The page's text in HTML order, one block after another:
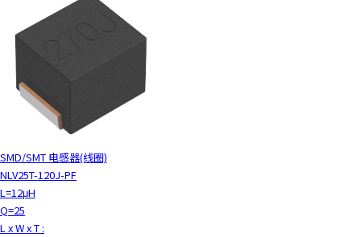
SMD/SMT 电感器(线圈)
NLV25T-120J-PF
L=12μH
Q=25
L x W x T :